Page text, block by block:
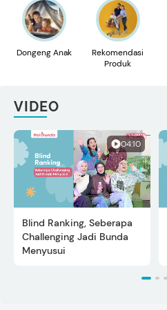
Dongeng Anak
Rekomendasi
Produk
VIDEO
04:10
Blind Ranking, Seberapa
Challenging Jadi Bunda
Menyusui